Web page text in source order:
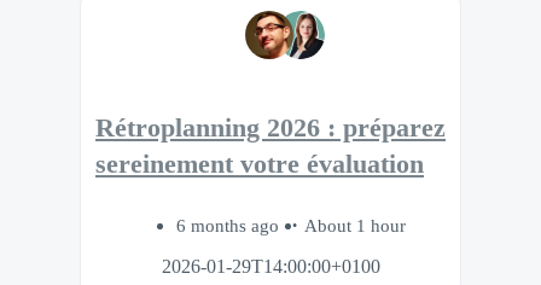
Rétroplanning 2026 : préparez
sereinement votre évaluation
6 months ago
About 1 hour
2026-01-29T14:00:00+0100